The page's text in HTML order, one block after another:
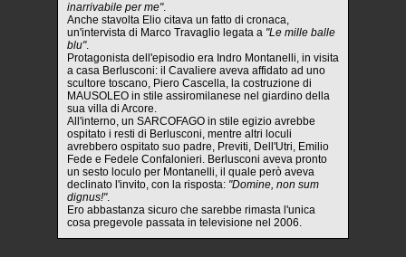
inarrivabile per me".
Anche stavolta Elio citava un fatto di cronaca,
un'intervista di Marco Travaglio legata a "Le mille balle
blu".
Protagonista dell'episodio era Indro Montanelli, in visita
a casa Berlusconi: il Cavaliere aveva affidato ad uno
scultore toscano, Piero Cascella, la costruzione di
MAUSOLEO in stile assiromilanese nel giardino della
sua villa di Arcore.
All'interno, un SARCOFAGO in stile egizio avrebbe
ospitato i resti di Berlusconi, mentre altri loculi
avrebbero ospitato suo padre, Previti, Dell'Utri, Emilio
Fede e Fedele Confalonieri. Berlusconi aveva pronto
un sesto loculo per Montanelli, il quale però aveva
declinato l'invito, con la risposta: "Domine, non sum
dignus!".
Ero abbastanza sicuro che sarebbe rimasta l'unica
cosa pregevole passata in televisione nel 2006.